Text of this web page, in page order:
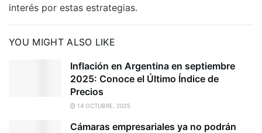
interés por estas estrategias.
YOU MIGHT ALSO LIKE
Inflación en Argentina en septiembre
2025: Conoce el Último Índice de
Precios
14 OCTUBRE, 2025
Cámaras empresariales ya no podrán